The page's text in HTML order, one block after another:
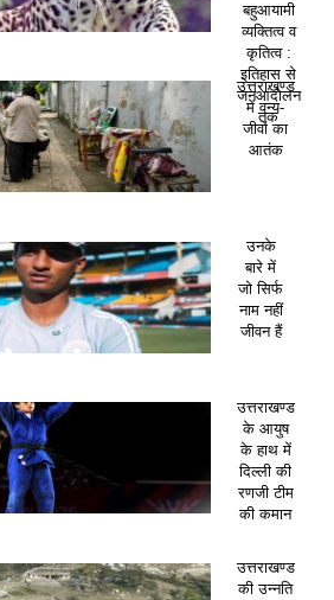
बहुआयामी
व्यक्तित्व व
कृतित्व :
इतिहास से
जनआंदोलन
तक
उत्तराखण्ड
में वन्य-
जीवों का
आतंक
उनके
बारे में
जो सिर्फ
नाम नहीं
जीवन हैं
उत्तराखण्ड
के आयुष
के हाथ में
दिल्ली की
रणजी टीम
की कमान
उत्तराखण्ड
की उन्नति